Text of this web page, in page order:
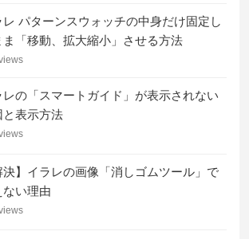
レ パターンスウォッチの中身だけ固定し
ま「移動、拡大縮小」させる方法
レの「スマートガイド」が表示されない
と表示方法
決】イラレの画像「消しゴムツール」で
ない理由